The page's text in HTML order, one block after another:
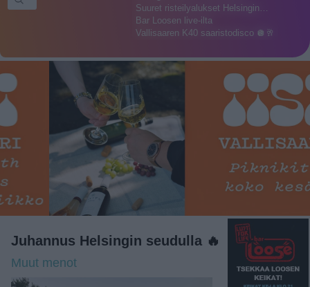
Suuret risteilyalukset Helsingin…
Bar Loosen live-ilta
Vallisaaren K40 saaristodisco 🪩🥂
Juhannus Helsingin seudulla 🔥
Muut menot